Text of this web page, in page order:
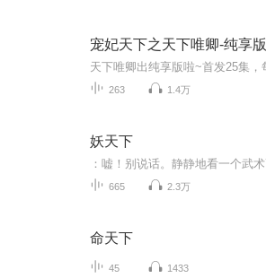
宠妃天下之天下唯卿-纯享版
263 1.4万
妖天下
665 2.3万
命天下
45 1433